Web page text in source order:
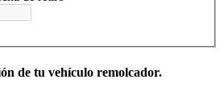
de tu vehículo remolcador.